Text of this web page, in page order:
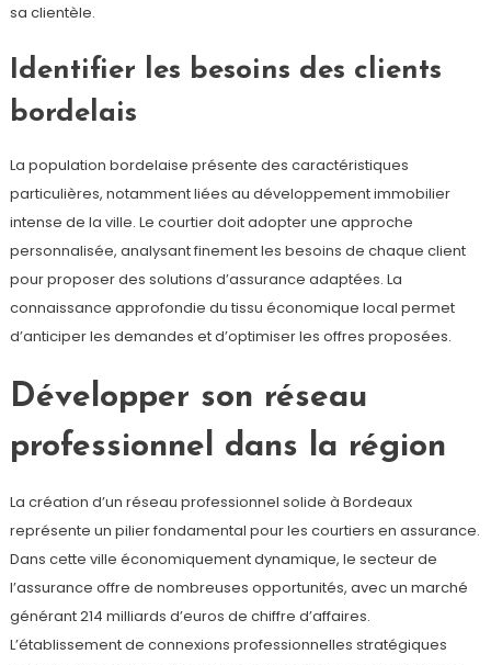
sa clientèle.
Identifier les besoins des clients
bordelais
La population bordelaise présente des caractéristiques
particulières, notamment liées au développement immobilier
intense de la ville. Le courtier doit adopter une approche
personnalisée, analysant finement les besoins de chaque client
pour proposer des solutions d’assurance adaptées. La
connaissance approfondie du tissu économique local permet
d’anticiper les demandes et d’optimiser les offres proposées.
Développer son réseau
professionnel dans la région
La création d’un réseau professionnel solide à Bordeaux
représente un pilier fondamental pour les courtiers en assurance.
Dans cette ville économiquement dynamique, le secteur de
l’assurance offre de nombreuses opportunités, avec un marché
générant 214 milliards d’euros de chiffre d’affaires.
L’établissement de connexions professionnelles stratégiques